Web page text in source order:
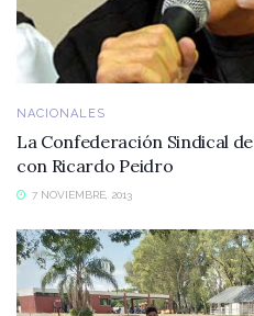
NACIONALES
La Confederación Sindical
con Ricardo Peidro
7 NOVIEMBRE, 2013